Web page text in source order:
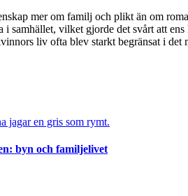
mer om familj och plikt än om
samhället, vilket gjorde det svårt att
liv ofta blev starkt begränsat i det
byn och familjelivet